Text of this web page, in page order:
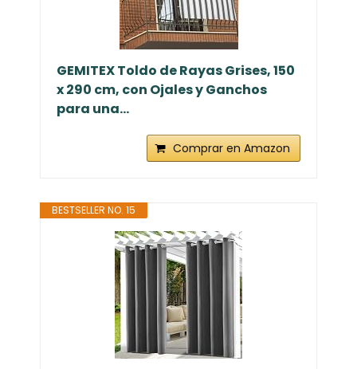
GEMITEX Toldo de Rayas Grises, 150
x 290 cm, con Ojales y Ganchos
para una...
Comprar en Amazon
BESTSELLER NO. 15